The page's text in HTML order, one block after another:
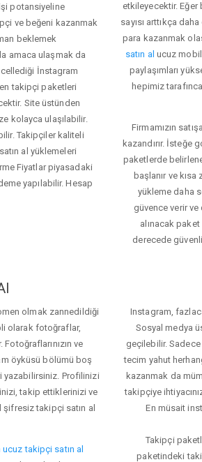
potansiyeline
ve beğeni kazanmak
beklemek
amaca ulaşmak da
İnstagram
takipçi paketleri
Site üstünden
kolayca ulaşılabilir.
Takipçiler kaliteli
al yüklemeleri
Fiyatlar piyasadaki
yapılabilir. Hesap
etkileyecektir. Eğer
sayısı arttıkça
para kazanmak
satın al ucuz
paylaşımları
hepimiz
Firmamızın
kazandırır. İsteğe
paketlerde
başlanır ve
yükleme daha
güvence verir
alınacak
derecede
olmak zannedildiği
olarak fotoğraflar,
ve
öyküsü bölümü boş
yazabilirsiniz. Profilinizi
takip ettiklerinizi ve
takipçi satın al
takipçi satın al
Instagram,
Sosyal medya
geçilebilir. Sadece
tecim yahut
kazanmak da
takipçiye
En müsait
Takipçi
paketindeki